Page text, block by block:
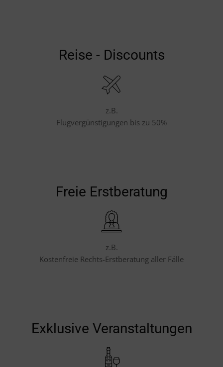
Reise - Discounts
z.B.
Flugvergünstigungen bis zu 50%
Freie Erstberatung
z.B.
Kostenfreie Rechts-Erstberatung aller Fälle
Exklusive Veranstaltungen